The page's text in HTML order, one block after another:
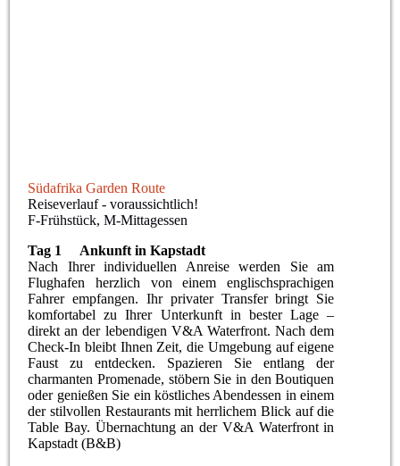
Südafrika Garden Route
Reiseverlauf - voraussichtlich!
F-Frühstück, M-Mittagessen
Tag 1 Ankunft in Kapstadt
Nach Ihrer individuellen Anreise werden Sie am
Flughafen herzlich von einem englischsprachigen
Fahrer empfangen. Ihr privater Transfer bringt Sie
komfortabel zu Ihrer Unterkunft in bester Lage –
direkt an der lebendigen V&A Waterfront. Nach dem
Check-In bleibt Ihnen Zeit, die Umgebung auf eigene
Faust zu entdecken. Spazieren Sie entlang der
charmanten Promenade, stöbern Sie in den Boutiquen
oder genießen Sie ein köstliches Abendessen in einem
der stilvollen Restaurants mit herrlichem Blick auf die
Table Bay. Übernachtung an der V&A Waterfront in
Kapstadt (B&B)